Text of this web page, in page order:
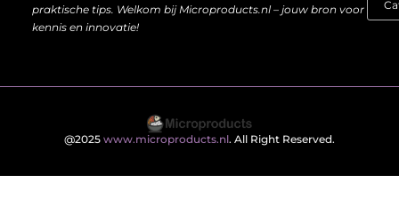
praktische tips. Welkom bij Microproducts.nl – jouw bron voor
kennis en innovatie!
@2025 www.microproducts.nl. All Right Reserved.